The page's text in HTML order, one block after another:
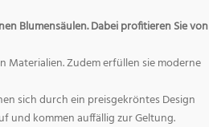
Blumensäulen. Dabei profitieren Sie von
Materialien. Zudem erfüllen sie moderne
sich durch ein preisgekröntes Design
und kommen auffällig zur Geltung.